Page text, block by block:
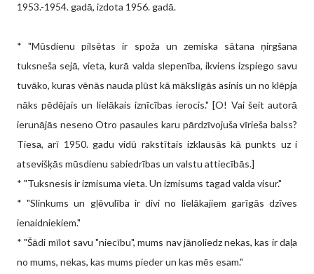
1953.-1954. gadā, izdota 1956. gadā.
* "Mūsdienu pilsētas ir spoža un zemiska sātana ņirgšana
tuksneša sejā, vieta, kurā valda slepenība, ikviens izspiego savu
tuvāko, kuras vēnās nauda plūst kā mākslīgās asinis un no klēpja
nāks pēdējais un lielākais iznīcības ierocis." [O! Vai šeit autorā
ierunājās neseno Otro pasaules karu pārdzīvojuša vīrieša balss?
Tiesa, arī 1950. gadu vidū rakstītais izklausās kā punkts uz i
atsevišķās mūsdienu sabiedrības un valstu attiecībās.]
* "Tuksnesis ir izmisuma vieta. Un izmisums tagad valda visur."
* "Slinkums un gļēvulība ir divi no lielākajiem garīgās dzīves
ienaidniekiem."
* "Šādi mīlot savu "niecību", mums nav jānoliedz nekas, kas ir daļa
no mums, nekas, kas mums pieder un kas mēs esam."